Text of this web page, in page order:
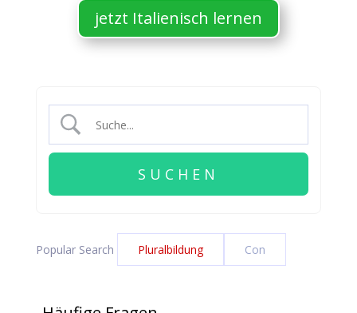
jetzt Italienisch lernen
Popular Search Pluralbildung Con